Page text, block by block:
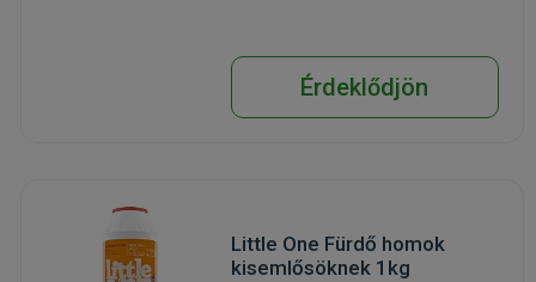
Érdeklődjön
Little One Fürdő homok
kisemlősöknek 1kg